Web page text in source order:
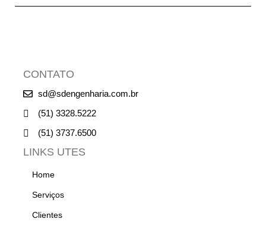
CONTATO
sd@sdengenharia.com.br
(51) 3328.5222
(51) 3737.6500
LINKS UTES
Home
Serviços
Clientes